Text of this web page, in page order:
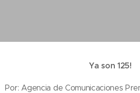
Ya son 125!
Por: Agencia de Comunicaciones